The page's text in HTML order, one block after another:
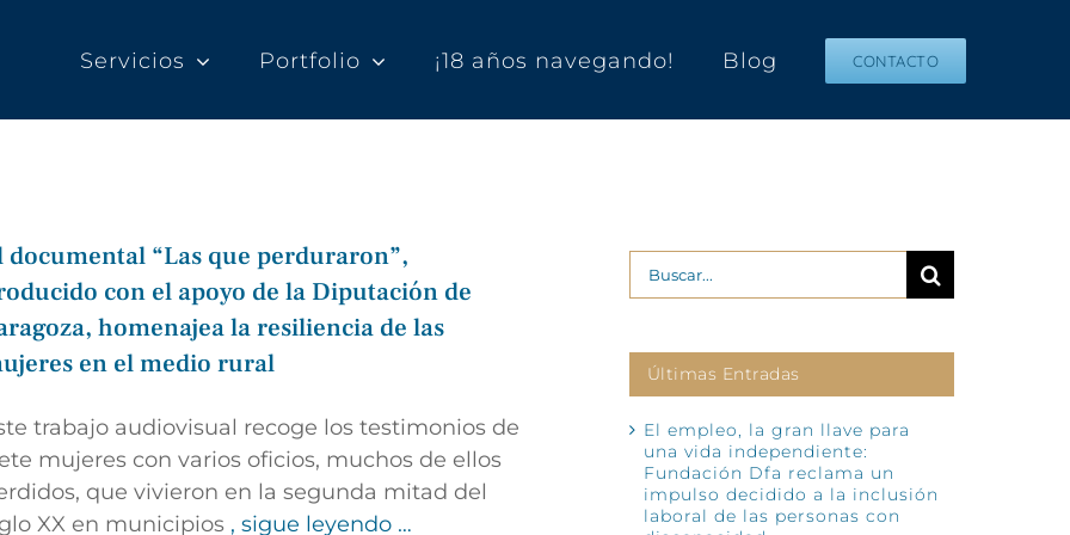
Servicios Portfolio ¡18 años navegando! Blog CONTACTO
documental “Las que perduraron”,
con el apoyo de la Diputación de
homenajea la resiliencia de las
en el medio rural
trabajo audiovisual recoge los testimonios de
mujeres con varios oficios, muchos de ellos
que vivieron en la segunda mitad del
XX en municipios , sigue leyendo …
Buscar:
Últimas Entradas
El empleo, la gran llave para
una vida independiente:
Fundación Dfa reclama un
impulso decidido a la inclusión
laboral de las personas con